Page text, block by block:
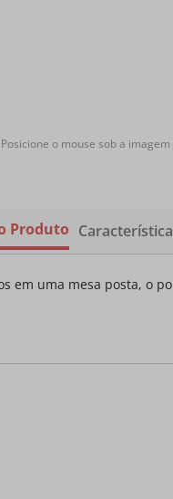
Posicione o mouse sob a
Produto
em uma mesa posta, o